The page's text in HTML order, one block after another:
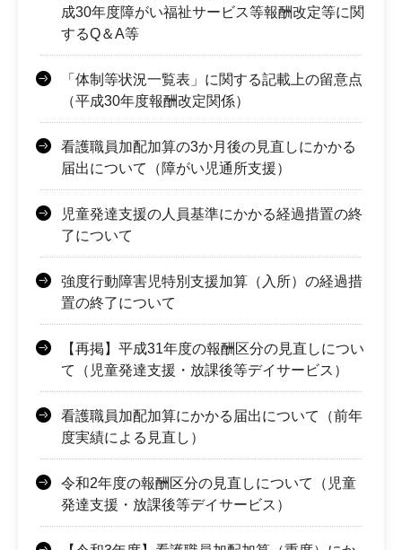
成30年度障がい福祉サービス等報酬改定等に関
するQ＆A等
「体制等状況一覧表」に関する記載上の留意点
（平成30年度報酬改定関係）
看護職員加配加算の3か月後の見直しにかかる
届出について（障がい児通所支援）
児童発達支援の人員基準にかかる経過措置の終
了について
強度行動障害児特別支援加算（入所）の経過措
置の終了について
【再掲】平成31年度の報酬区分の見直しについ
て（児童発達支援・放課後等デイサービス）
看護職員加配加算にかかる届出について（前年
度実績による見直し）
令和2年度の報酬区分の見直しについて（児童
発達支援・放課後等デイサービス）